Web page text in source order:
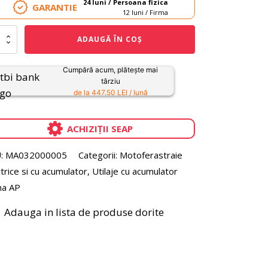
GARANTIE
24 luni / Persoana fizica
12 luni / Firma
ADAUGĂ ÎN COȘ
Cumpără acum, plătește mai
târziu
de la 447.50 LEI / lună
ACHIZIȚII SEAP
MA032000005 Categorii: Motoferastraie
si cu acumulator, Utilaje cu acumulator
AP
Adauga in lista de produse dorite